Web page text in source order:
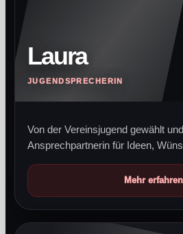
Laura
JUGENDSPRECHERIN
Von der Vereinsjugend gewählt
Ansprechpartnerin für Ideen,
Mehr erfahren